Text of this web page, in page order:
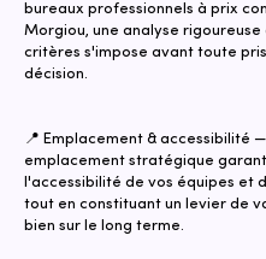
bureaux professionnels à prix
Morgiou, une analyse rigoureuse
critères s'impose avant toute
décision.
📍 Emplacement & accessibilité —
emplacement stratégique
l'accessibilité de vos équipes et
tout en constituant un levier de
bien sur le long terme.